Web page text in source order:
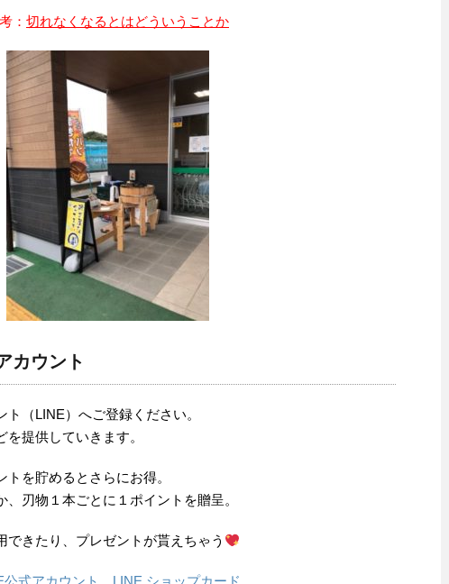
： 切れなくなるとはどういうことか
カウント
（LINE）へご登録ください。
提供していきます。
を貯めるとさらにお得。
刃物１本ごとに１ポイントを贈呈。
できたり、プレゼントが貰えちゃう
公式アカウント LINE ショップカード